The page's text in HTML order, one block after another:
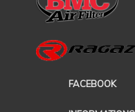
FACEBOOK